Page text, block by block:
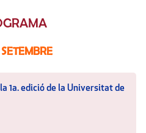
1a. edició de la Universitat de